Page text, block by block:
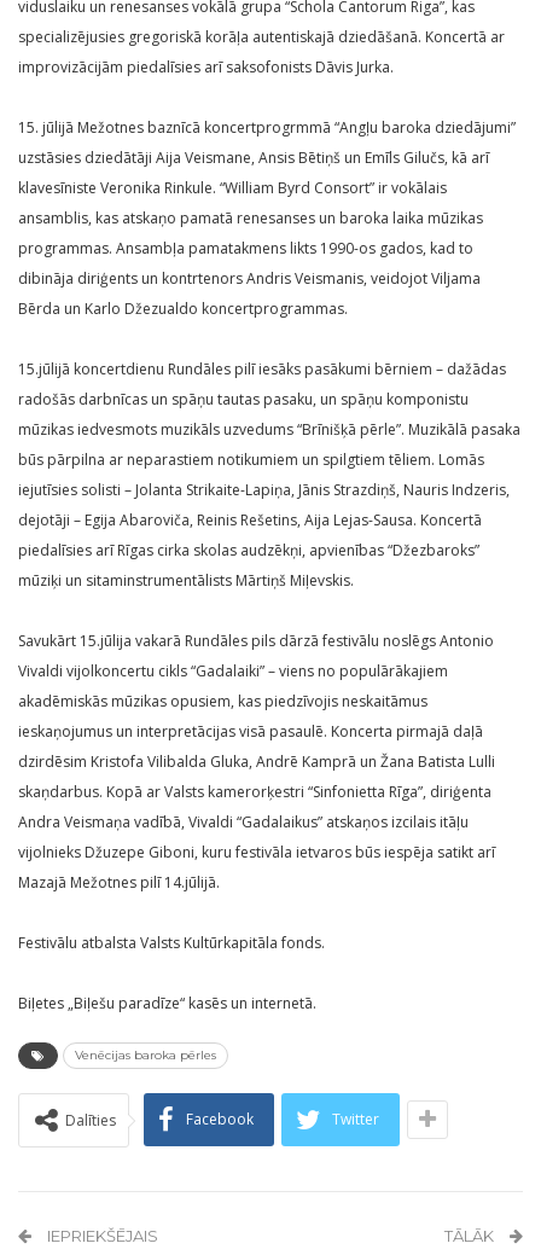
viduslaiku un renesanses vokālā grupa “Schola Cantorum Riga”, kas
specializējusies gregoriskā korāļa autentiskajā dziedāšanā. Koncertā ar
improvizācijām piedalīsies arī saksofonists Dāvis Jurka.
15. jūlijā Mežotnes baznīcā koncertprogrmmā “Angļu baroka dziedājumi”
uzstāsies dziedātāji Aija Veismane, Ansis Bētiņš un Emīls Gilučs, kā arī
klavesīniste Veronika Rinkule. “William Byrd Consort” ir vokālais
ansamblis, kas atskaņo pamatā renesanses un baroka laika mūzikas
programmas. Ansambļa pamatakmens likts 1990-os gados, kad to
dibināja diriģents un kontrtenors Andris Veismanis, veidojot Viljama
Bērda un Karlo Džezualdo koncertprogrammas.
15.jūlijā koncertdienu Rundāles pilī iesāks pasākumi bērniem – dažādas
radošās darbnīcas un spāņu tautas pasaku, un spāņu komponistu
mūzikas iedvesmots muzikāls uzvedums “Brīnišķā pērle”. Muzikālā pasaka
būs pārpilna ar neparastiem notikumiem un spilgtiem tēliem. Lomās
iejutīsies solisti – Jolanta Strikaite-Lapiņa, Jānis Strazdiņš, Nauris Indzeris,
dejotāji – Egija Abaroviča, Reinis Rešetins, Aija Lejas-Sausa. Koncertā
piedalīsies arī Rīgas cirka skolas audzēkņi, apvienības “Džezbaroks”
mūziķi un sitaminstrumentālists Mārtiņš Miļevskis.
Savukārt 15.jūlija vakarā Rundāles pils dārzā festivālu noslēgs Antonio
Vivaldi vijolkoncertu cikls “Gadalaiki” – viens no populārākajiem
akadēmiskās mūzikas opusiem, kas piedzīvojis neskaitāmus
ieskaņojumus un interpretācijas visā pasaulē. Koncerta pirmajā daļā
dzirdēsim Kristofa Vilibalda Gluka, Andrē Kamprā un Žana Batista Lulli
skaņdarbus. Kopā ar Valsts kamerorķestri “Sinfonietta Rīga”, diriģenta
Andra Veismaņa vadībā, Vivaldi “Gadalaikus” atskaņos izcilais itāļu
vijolnieks Džuzepe Giboni, kuru festivāla ietvaros būs iespēja satikt arī
Mazajā Mežotnes pilī 14.jūlijā.
Festivālu atbalsta Valsts Kultūrkapitāla fonds.
Biļetes „Biļešu paradīze“ kasēs un internetā.
Venēcijas baroka pērles
Dalīties Facebook Twitter
IEPRIEKŠĒJAIS TĀLĀK